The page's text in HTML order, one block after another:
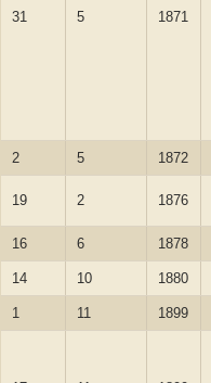
31 5 1871
2 5 1872
19 2 1876
16 6 1878
14 10 1880
1 11 1899